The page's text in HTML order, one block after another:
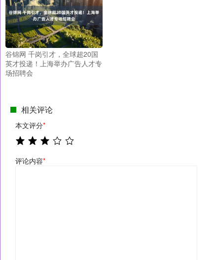
谷锦网 千岗引才，全球超20国
英才投递！上海举办广告人才专
场招聘会
相关评论
本文评分*
评论内容*